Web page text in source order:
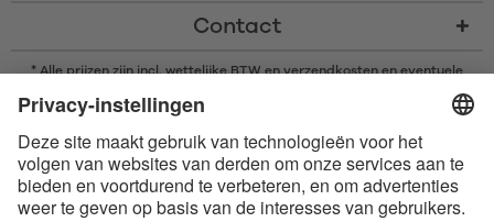
Contact
* Alle prijzen zijn incl. wettelijke BTW en verzendkosten en eventuele
rembourskosten, indien niet anders beschreven
handelsmerken van Bluetooth SIG, Inc. en elk gebruik van dergelijke
Apple, het Apple logo en Apple Watch zijn handelsmerken van Apple Inc.